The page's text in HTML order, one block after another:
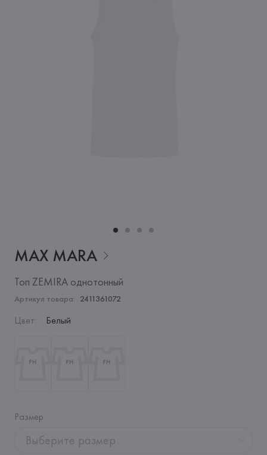
MAX MARA
Топ ZEMIRA однотонный
Артикул товара: 2411361072
Цвет: Белый
Размер:
Выберите размер